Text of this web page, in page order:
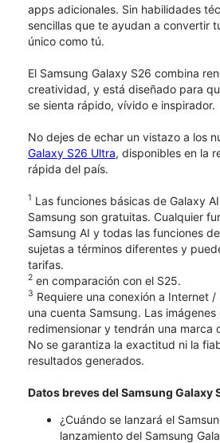
apps adicionales. Sin habilidades
sencillas que te ayudan a convertir
único como tú.
El Samsung Galaxy S26 combina
creatividad, y está diseñado para
se sienta rápido, vívido e inspirador.
No dejes de echar un vistazo a los
Galaxy S26 Ultra, disponibles en la
rápida del país.
1 Las funciones básicas de Galaxy
Samsung son gratuitas. Cualquier
Samsung AI y todas las funciones
sujetas a términos diferentes y
tarifas.
2 en comparación con el S25.
3 Requiere una conexión a Internet /
una cuenta Samsung. Las
redimensionar y tendrán una marca
No se garantiza la exactitud ni la
resultados generados.
Datos breves del Samsung Galaxy
¿Cuándo se lanzará el
lanzamiento del Samsung